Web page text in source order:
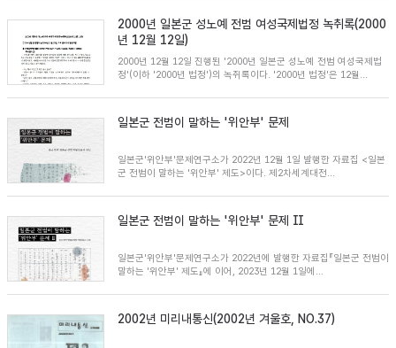
2000년 일본군 성노예 전범 여성국제법정 녹취록(2000
년 12월 12일)
2000년 12월 12일 진행된 '2000년 일본군 성노예 전범 여성국제법
정'(이하 '2000년 법정')의 녹취록이다. '2000년 법정'은 12월...
일본군 전범이 말하는 '위안부' 문제
일본군'위안부'문제연구소가 2022년 12월 1일 발행한 자료집 <일본
군 전범이 말하는 '위안부' 제도>이다. 제2차세계대전...
일본군 전범이 말하는 '위안부' 문제 Ⅱ
일본군'위안부'문제연구소가 2022년에 발행한 자료집『일본군 전범이
말하는 '위안부' 제도』에 이어, 2023년 12월 1일에...
2002년 미리내통신(2002년 겨울호, NO.37)